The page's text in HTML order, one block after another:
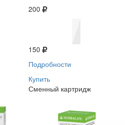
200
150
Подробности
Купить
Сменный картридж